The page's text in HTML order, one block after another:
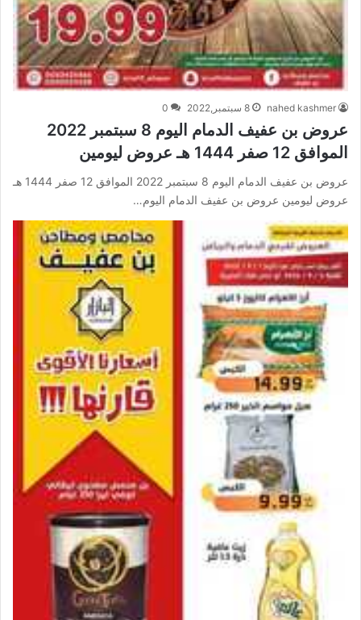
nahed kashmer 8 سبتمبر,2022 0
عروض بن عفيف الدمام اليوم 8 سبتمبر 2022
الموافق 12 صفر 1444 هـ عروض ليومين
عروض بن عفيف الدمام اليوم 8 سبتمبر 2022 الموافق 12 صفر 1444 هـ
عروض ليومين عروض بن عفيف الدمام اليوم…